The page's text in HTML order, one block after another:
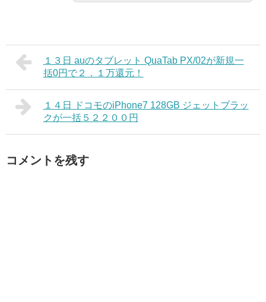
１３日 auのタブレット QuaTab PX/02が新規一
括0円で２．１万還元！
１４日 ドコモのiPhone7 128GB ジェットブラッ
クが一括５２２００円
コメントを残す